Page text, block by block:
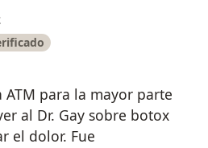
para la mayor parte
al Dr. Gay sobre botox
el dolor. Fue